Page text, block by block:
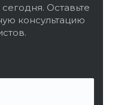
Оставьте
консультацию